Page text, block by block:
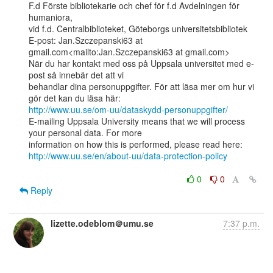
F.d Förste bibliotekarie och chef för f.d Avdelningen för
humaniora,
vid f.d. Centralbiblioteket, Göteborgs universitetsbibliotek
E-post: Jan.Szczepanski63 at
gmail.com<mailto:Jan.Szczepanski63 at gmail.com>
När du har kontakt med oss på Uppsala universitet med e-
post så innebär det att vi
behandlar dina personuppgifter. För att läsa mer om hur vi
http://www.uu.se/om-uu/dataskydd-personuppgifter/
E-mailing Uppsala University means that we will process
your personal data. For more
http://www.uu.se/en/about-uu/data-protection-policy
0
0
Reply
lizette.odeblom＠umu.se 7:37 p.m.